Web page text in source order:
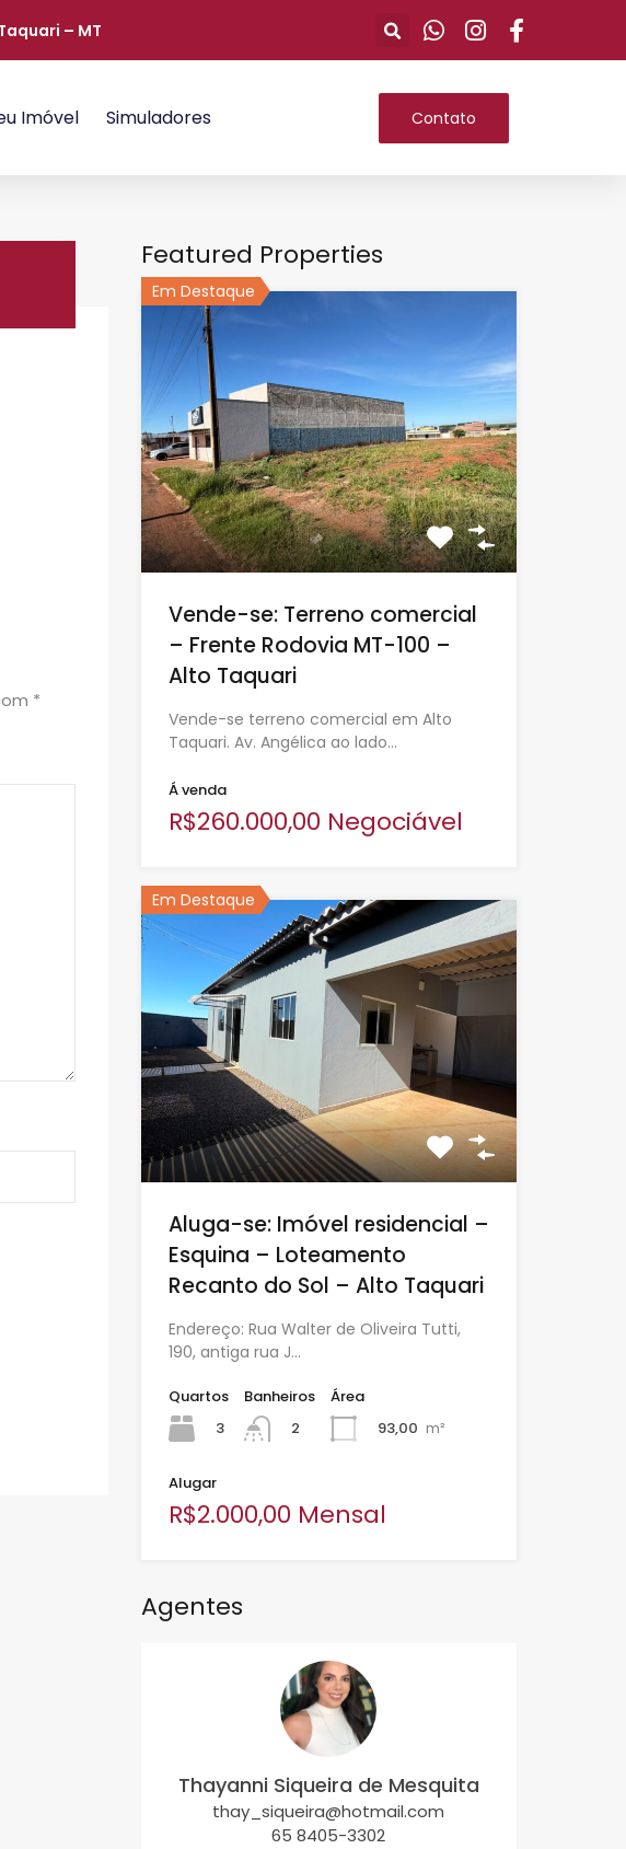
– MT
Imóvel Simuladores Contato
*
Featured Properties
Em Destaque
Vende-se: Terreno comercial
– Frente Rodovia MT-100 –
Alto Taquari
Vende-se terreno comercial em Alto
Taquari. Av. Angélica ao lado…
Á venda
R$260.000,00 Negociável
Em Destaque
Aluga-se: Imóvel residencial –
Esquina – Loteamento
Recanto do Sol – Alto Taquari
Endereço: Rua Walter de Oliveira Tutti,
190, antiga rua J…
Quartos
3
Banheiros
2
Área
93,00 m²
Alugar
R$2.000,00 Mensal
Agentes
Thayanni Siqueira de Mesquita
thay_siqueira@hotmail.com
65 8405-3302